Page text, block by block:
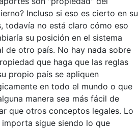
Incluso si eso es cierto en su
todavía no está claro cómo eso
su posición en el sistema
de otro país. No hay nada sobre
que haga que las reglas
propio país se apliquen
en todo el mundo o que
manera sea más fácil de
que otros conceptos legales. Lo
importa sigue siendo lo que